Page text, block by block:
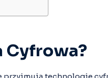
Cyfrowa?